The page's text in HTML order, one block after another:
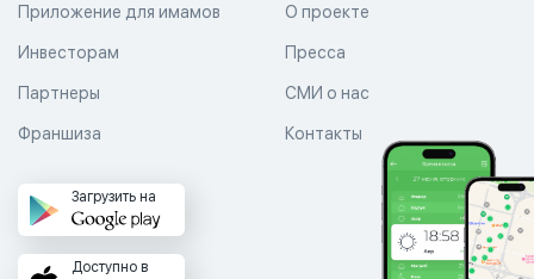
Приложение для имамов О проекте
Пресса
СМИ о нас
Контакты
Инвесторам
Партнеры
Франшиза
Загрузить на
Доступно в